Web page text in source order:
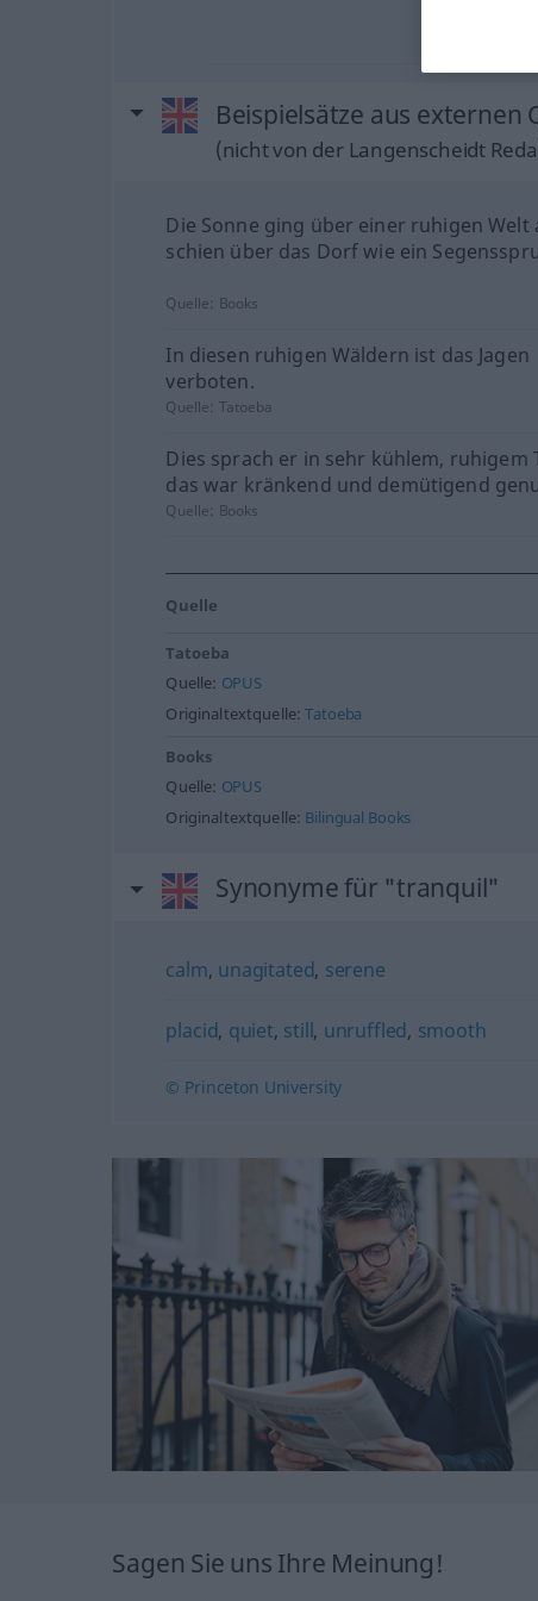
Beispielsätze aus
(nicht von der Langenscheidt
Die Sonne ging über einer ruhigen Welt
schien über das Dorf wie ein
Quelle: Books
In diesen ruhigen Wäldern ist das Jagen
verboten.
Quelle: Tatoeba
Dies sprach er in sehr kühlem, ruhigem
das war kränkend und demütigend
Quelle: Books
Quelle
Tatoeba
Quelle: OPUS
Originaltextquelle:Tatoeba
Books
Quelle: OPUS
Originaltextquelle: Bilingual Books
Synonyme für "tranquil"
calm, unagitated, serene
placid, quiet, still, unruffled, smooth
© Princeton University
Sagen Sie uns Ihre Meinung!